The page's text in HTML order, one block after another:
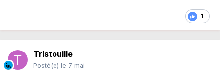
1
Tristouille
Posté(e) le 7 mai